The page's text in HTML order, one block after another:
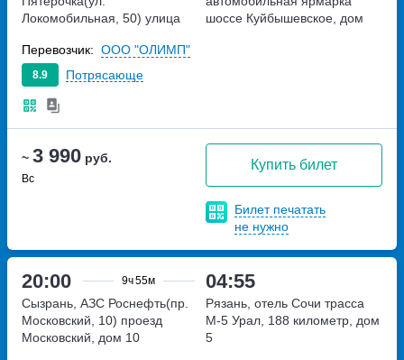
~ 3 990 руб.
Вс
Купить билет
Билет печатать
не нужно
Локомобильная, 50) улица
шоссе Куйбышевское, дом
8.9 Потрясающе
Перевозчик: ООО "ОЛИМП"
20:00 9ч55м 04:55
Сызрань, АЗС Роснефть(пр.
Московский, 10) проезд
Московский, дом 10
Рязань, отель Сочи трасса
М-5 Урал, 188 километр, дом
5